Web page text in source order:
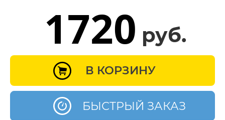
1720 руб.
БЫСТРЫЙ ЗАКАЗ
В КОРЗИНУ